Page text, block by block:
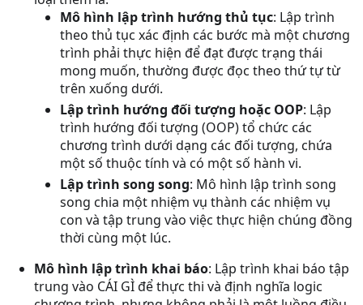
Mô hình lập trình hướng thủ tục: Lập trình
theo thủ tục xác định các bước mà một chương
trình phải thực hiện để đạt được trạng thái
mong muốn, thường được đọc theo thứ tự từ
trên xuống dưới.
Lập trình hướng đối tượng hoặc OOP: Lập
trình hướng đối tượng (OOP) tổ chức các
chương trình dưới dạng các đối tượng, chứa
một số thuộc tính và có một số hành vi.
Lập trình song song: Mô hình lập trình song
song chia một nhiệm vụ thành các nhiệm vụ
con và tập trung vào việc thực hiện chúng đồng
thời cùng một lúc.
Mô hình lập trình khai báo: Lập trình khai báo tập
trung vào CÁI GÌ để thực thi và định nghĩa logic